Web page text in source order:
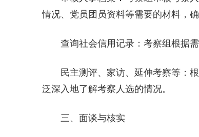
情况、党员团员资料等需要的材料，
查询社会信用记录：考察组根据
民主测评、家访、延伸考察等：
泛深入地了解考察人选的情况。
三、面谈与核实